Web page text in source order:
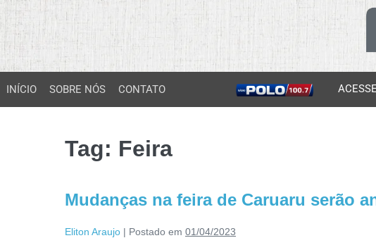
INÍCIO SOBRE NÓS CONTATO
Tag: Feira
Mudanças na feira de Caruaru serão
Eliton Araujo | Postado em 01/04/2023